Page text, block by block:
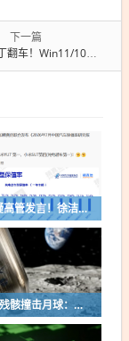
下一篇
触发BitLocker：没密钥直接进不去系统
网友吐槽质疑高管发言！徐洁云回应“孩go”言论争议：是小米用户宠物名
SpaceX火箭残骸撞击月球：留下直径约30米巨坑